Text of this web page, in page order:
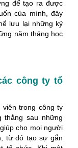
để tạo ra được
của mình, đây
lưu lại những kỷ
năm tháng học
công ty tổ
viên trong công ty
thẳng sau những
cho mọi người
từ đó tạo sự gắn